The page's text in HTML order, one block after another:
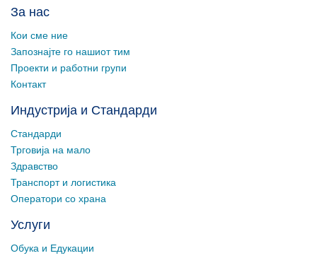
За нас
Кои сме ние
Запознајте го нашиот тим
Проекти и работни групи
Контакт
Индустрија и Стандарди
Стандарди
Трговија на мало
Здравство
Транспорт и логистика
Оператори со храна
Услуги
Обука и Едукации